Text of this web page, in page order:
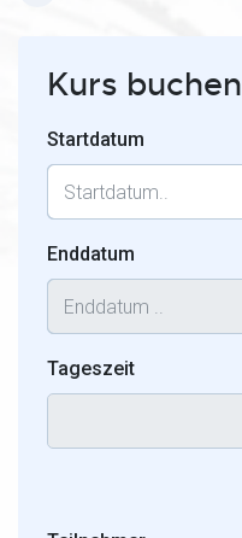
Kurs buchen
Startdatum
Enddatum
Tageszeit